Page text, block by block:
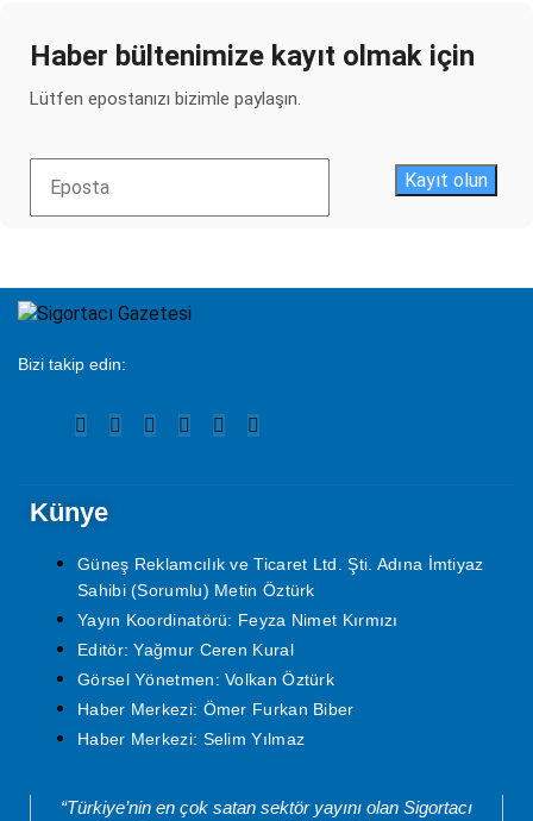
Haber bültenimize kayıt olmak için
Lütfen epostanızı bizimle paylaşın.
Kayıt olun
Bizi takip edin:
Künye
Güneş Reklamcılık ve Ticaret Ltd. Şti. Adına İmtiyaz
Sahibi (Sorumlu) Metin Öztürk
Yayın Koordinatörü: Feyza Nimet Kırmızı
Editör: Yağmur Ceren Kural
Görsel Yönetmen: Volkan Öztürk
Haber Merkezi: Ömer Furkan Biber
Haber Merkezi: Selim Yılmaz
“Türkiye’nin en çok satan sektör yayını olan Sigortacı